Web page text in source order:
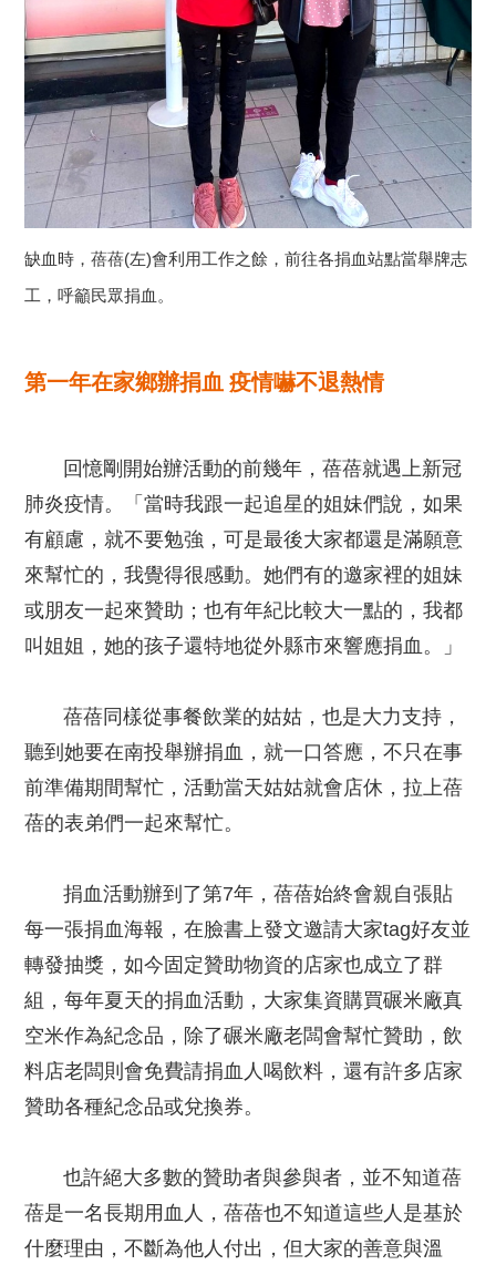
缺血時，蓓蓓(左)會利用工作之餘，前往各捐血站點當舉牌志
工，呼籲民眾捐血。
第一年在家鄉辦捐血 疫情嚇不退熱情
回憶剛開始辦活動的前幾年，蓓蓓就遇上新冠
肺炎疫情。「當時我跟一起追星的姐妹們說，如果
有顧慮，就不要勉強，可是最後大家都還是滿願意
來幫忙的，我覺得很感動。她們有的邀家裡的姐妹
或朋友一起來贊助；也有年紀比較大一點的，我都
叫姐姐，她的孩子還特地從外縣市來響應捐血。」
蓓蓓同樣從事餐飲業的姑姑，也是大力支持，
聽到她要在南投舉辦捐血，就一口答應，不只在事
前準備期間幫忙，活動當天姑姑就會店休，拉上蓓
蓓的表弟們一起來幫忙。
捐血活動辦到了第7年，蓓蓓始終會親自張貼
每一張捐血海報，在臉書上發文邀請大家tag好友並
轉發抽獎，如今固定贊助物資的店家也成立了群
組，每年夏天的捐血活動，大家集資購買碾米廠真
空米作為紀念品，除了碾米廠老闆會幫忙贊助，飲
料店老闆則會免費請捐血人喝飲料，還有許多店家
贊助各種紀念品或兌換券。
也許絕大多數的贊助者與參與者，並不知道蓓
蓓是一名長期用血人，蓓蓓也不知道這些人是基於
什麼理由，不斷為他人付出，但大家的善意與溫